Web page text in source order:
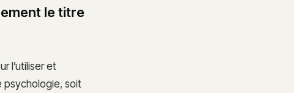
le titre
l’utiliser et
psychologie, soit